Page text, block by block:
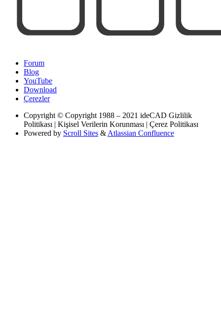
Forum
Blog
YouTube
Download
Çerezler
Copyright © Copyright 1988 – 2021 ideCAD Gizlilik
Politikası | Kişisel Verilerin Korunması | Çerez Politikası
Powered by Scroll Sites & Atlassian Confluence